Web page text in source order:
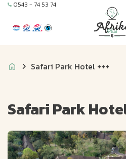
0543 - 74 53 74
Safari Park Hotel +++
Safari Park